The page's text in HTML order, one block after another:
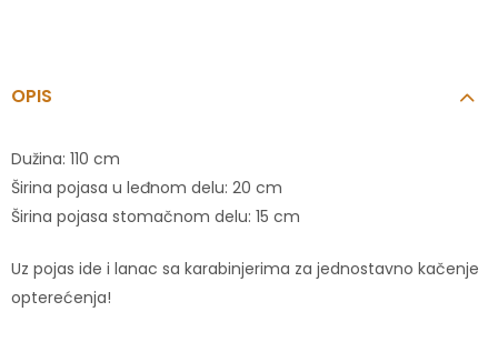
OPIS
Dužina: 110 cm
Širina pojasa u leđnom delu: 20 cm
Širina pojasa stomačnom delu: 15 cm
Uz pojas ide i lanac sa karabinjerima za jednostavno kačenje
opterećenja!